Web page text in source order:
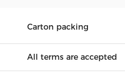
Carton packing
All terms are accepted